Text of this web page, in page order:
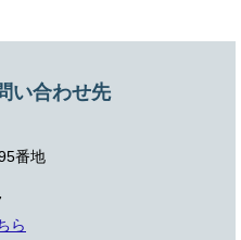
い合わせ先
番地
ら